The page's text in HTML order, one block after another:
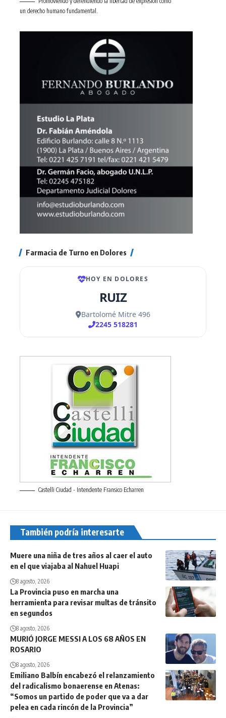
un derecho humano fundamental.
Farmacia de Turno en Dolores
Castelli Ciudad - Intendente Fransico Echarren
También podría interesarte
Muere una niña de tres años al caer el auto
en el que viajaba al Nahuel Huapi
8 agosto, 2026
La Provincia puso en marcha una
herramienta para revisar multas de tránsito
en segundos
8 agosto, 2026
MURIÓ JORGE MESSI A LOS 68 AÑOS EN
ROSARIO
8 agosto, 2026
Emiliano Balbín encabezó el relanzamiento
del radicalismo bonaerense en Atenas:
“Somos un partido de poder que va a dar
pelea en cada rincón de la Provincia”